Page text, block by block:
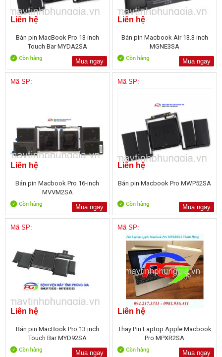
Liên hệ
Bán pin MacBook Pro 13 inch
Touch Bar MYDA2SA
Mua ngay
Liên hệ
Bán pin Macbook Air 13.3 inch
MGNE3SA
Mua ngay
Mã SP:
Liên hệ
Bán pin Macbook Pro 16-inch
MVVM2SA
Mua ngay
Mã SP:
Liên hệ
Bán pin Macbook Pro MWP52SA
Mua ngay
Mã SP:
Liên hệ
Bán pin MacBook Pro 13 inch
Touch Bar MYD92SA
Mua ngay
Mã SP:
Liên hệ
Thay Pin Laptop Apple Macbook
Pro MPXR2SA
Mua ngay